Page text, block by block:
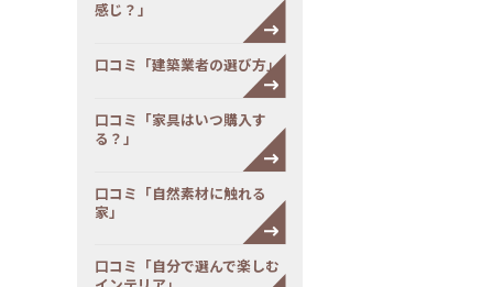
感じ？」
口コミ「建築業者の選び方」
口コミ「家具はいつ購入す
る？」
口コミ「自然素材に触れる
家」
口コミ「自分で選んで楽しむ